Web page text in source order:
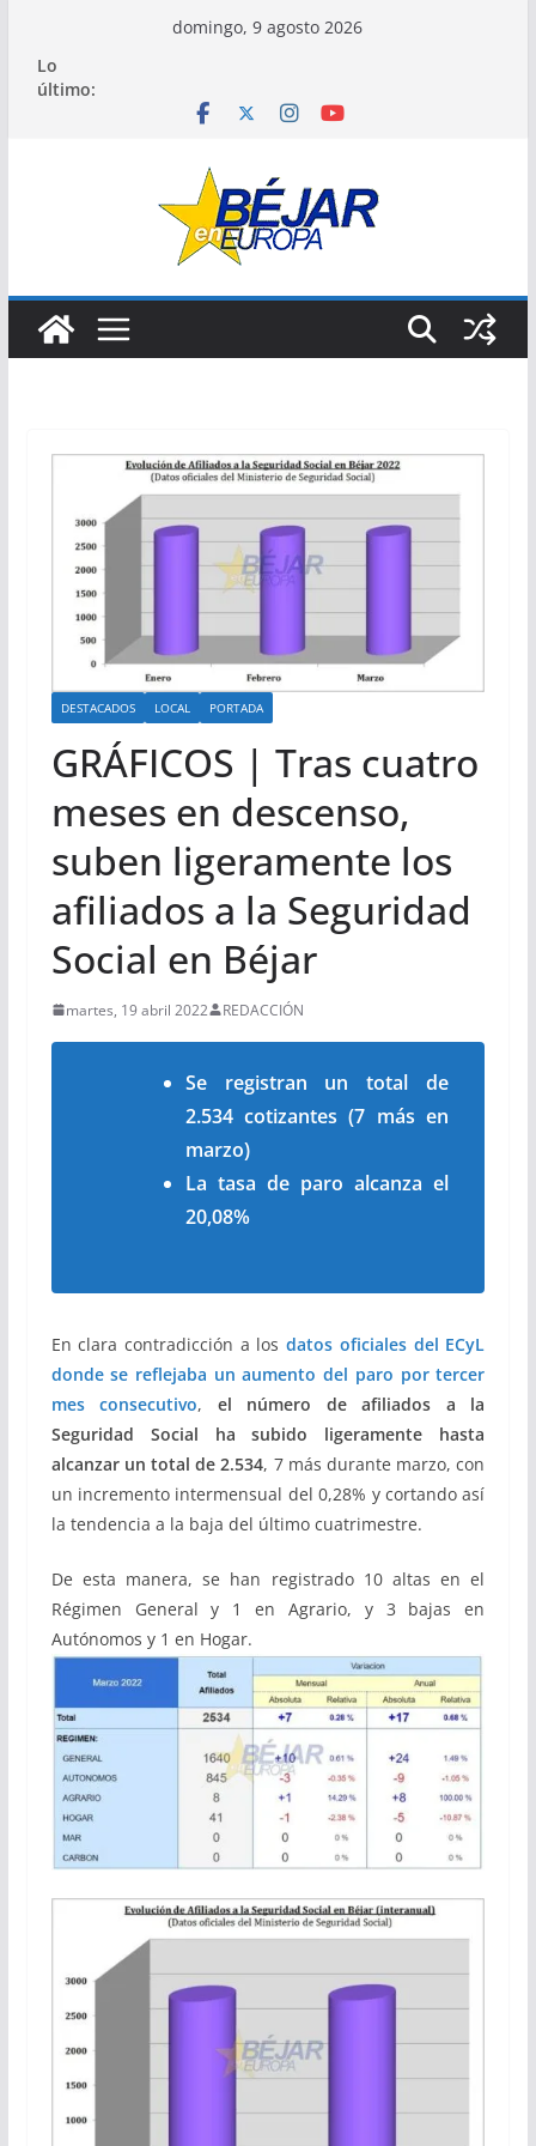
contenido
domingo, 9 agosto 2026
Lo
último:
DESTACADOS LOCAL PORTADA
GRÁFICOS | Tras cuatro
meses en descenso,
suben ligeramente los
afiliados a la Seguridad
Social en Béjar
martes, 19 abril 2022 REDACCIÓN
Se registran un total de
2.534 cotizantes (7 más en
marzo)
La tasa de paro alcanza el
20,08%
En clara contradicción a losdatos oficiales del ECyL
donde se reflejaba un aumento del paro por tercer
mes consecutivo, el número de afiliados a la
Seguridad Social ha subido ligeramente hasta
alcanzar un total de 2.534, 7 más durante marzo, con
un incremento intermensual del 0,28% y cortando así
la tendencia a la baja del último cuatrimestre.
De esta manera, se han registrado 10 altas en el
Régimen General y 1 en Agrario, y 3 bajas en
Autónomos y 1 en Hogar.